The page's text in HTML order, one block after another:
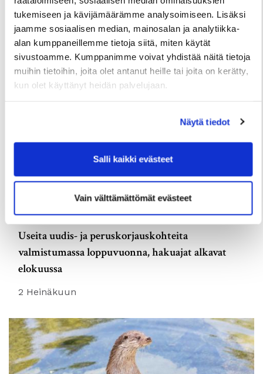
tukemiseen ja kävijämäärämme analysoimiseen. Lisäksi
jaamme sosiaalisen median, mainosalan ja analytiikka-
alan kumppaneillemme tietoja siitä, miten käytät
sivustoamme. Kumppanimme voivat yhdistää näitä tietoja
muihin tietoihin, joita olet antanut heille tai joita on kerätty,
kun olet käyttänyt heidän palvelujaan.
Näytä tiedot
Salli kaikki evästeet
Vain välttämättömät evästeet
Kuivasjärvelle valmistumassa uusia
rivitaloasuntoja – Haku on nyt käynnissä
3 Elokuun
TIEDOTTEET
Useita uudis- ja peruskorjauskohteita
valmistumassa loppuvuonna, hakuajat alkavat
elokuussa
2 Heinäkuun